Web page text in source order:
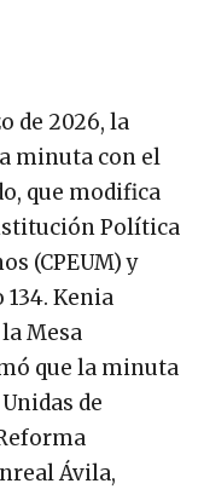
de 2026, la
minuta con el
que modifica
Política
(CPEUM) y
Kenia
Mesa
que la minuta
de
Ávila,